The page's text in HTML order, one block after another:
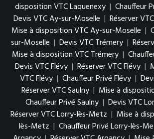
disposition VTC Laquenexy | Chauffeur
Devis VTC Ay-sur-Moselle | Réserver
Mise à disposition VTC Ay-sur-Moselle |
sur-Moselle | Devis VTC Trémery |
Mise à disposition VTC Trémery |
Devis VTC Flévy | Réserver VTC Flévy |
VTC Flévy | Chauffeur Privé Flévy |
Réserver VTC Saulny | Mise à
Chauffeur Privé Saulny | Devis VTC
Réserver VTC Lorry-lès-Metz | Mise à
lès-Metz | Chauffeur Privé Lorry-lès-